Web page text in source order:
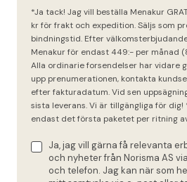
*Ja tack! Jag vill beställa Menakur
kr för frakt och expedition. Säljs som
bindningstid. Efter
Menakur för endast 449:- per månad
Alla ordinarie forsendelser har vidare
upp prenumerationen, kontakta
efter fakturadatum. Vid sen
sista leverans. Vi är tillgängliga för
endast det första paketet per ritning
Ja, jag vill gärna få relevanta
och nyheter från Norisma AS
och telefon. Jag kan när som